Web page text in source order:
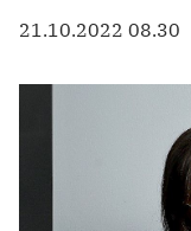
21.10.2022 08.30